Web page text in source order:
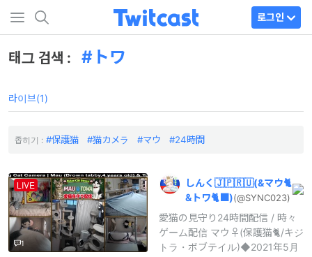
로그인
태그 검색 : トワ
라이브(1)
좁히기 : 保護猫 猫カメラ マウ 24時間
LIVE
1
しんく🇯🇵🇷🇺(&マウ🐈
&トワ🐈‍⬛)(@SYNC023)
愛猫の見守り24時間配信 / 時々
ゲーム配信 マウ︎︎♀(保護猫🐈/キジ
トラ・ボブテイル)◆2021年5月